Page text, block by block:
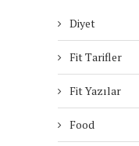
Diyet
Fit Tarifler
Fit Yazılar
Food